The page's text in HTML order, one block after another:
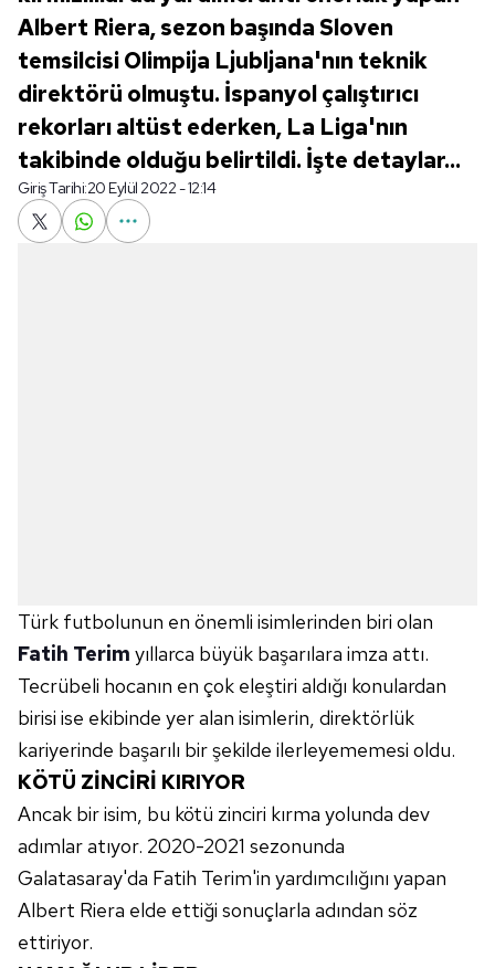
Albert Riera, sezon başında Sloven
temsilcisi Olimpija Ljubljana'nın teknik
direktörü olmuştu. İspanyol çalıştırıcı
rekorları altüst ederken, La Liga'nın
takibinde olduğu belirtildi. İşte detaylar...
Giriş Tarihi:20 Eylül 2022 - 12:14
Türk futbolunun en önemli isimlerinden biri olan
Fatih Terim yıllarca büyük başarılara imza attı.
Tecrübeli hocanın en çok eleştiri aldığı konulardan
birisi ise ekibinde yer alan isimlerin, direktörlük
kariyerinde başarılı bir şekilde ilerleyememesi oldu.
KÖTÜ ZİNCİRİ KIRIYOR
Ancak bir isim, bu kötü zinciri kırma yolunda dev
adımlar atıyor. 2020-2021 sezonunda
Galatasaray'da Fatih Terim'in yardımcılığını yapan
Albert Riera elde ettiği sonuçlarla adından söz
ettiriyor.